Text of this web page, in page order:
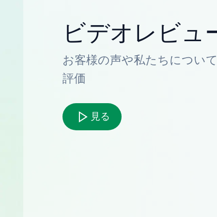
ビデオレビュ
お客様の声や私たちについ
評価
見る